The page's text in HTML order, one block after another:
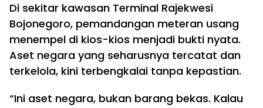
Di sekitar kawasan Terminal Rajekwesi
Bojonegoro, pemandangan meteran usang
menempel di kios-kios menjadi bukti nyata.
Aset negara yang seharusnya tercatat dan
terkelola, kini terbengkalai tanpa kepastian.
“Ini aset negara, bukan barang bekas. Kalau